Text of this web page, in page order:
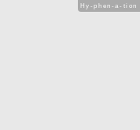
Hy-phen-a-tion